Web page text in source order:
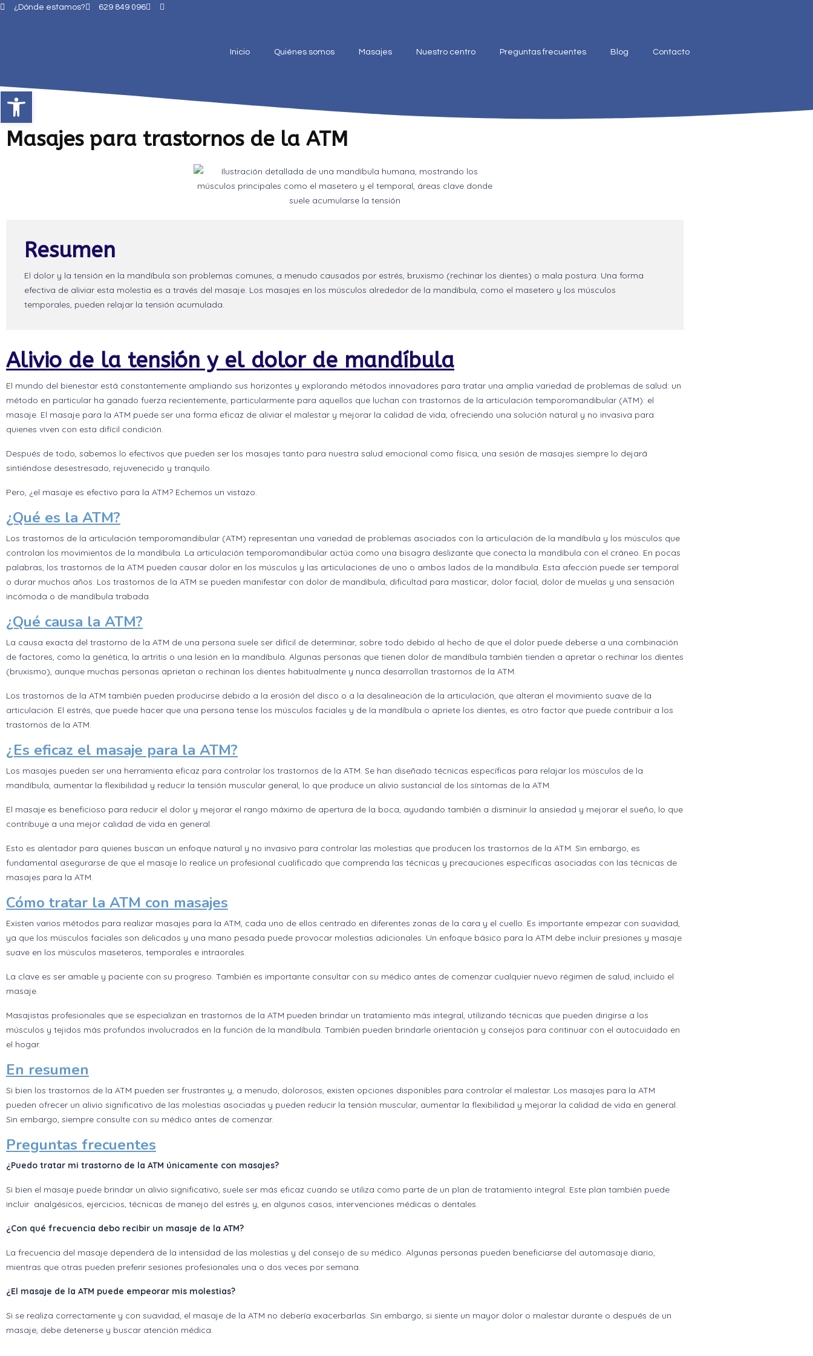
¿Dónde estamos? 629 849 096
Inicio Quiénes somos Masajes Nuestro centro Preguntas frecuentes Blog Contacto
Masajes para trastornos de la ATM
Resumen
El dolor y la tensión en la mandíbula son problemas comunes, a menudo causados por estrés, bruxismo (rechinar los dientes) o mala postura. Una forma
efectiva de aliviar esta molestia es a través del masaje. Los masajes en los músculos alrededor de la mandíbula, como el masetero y los músculos
temporales, pueden relajar la tensión acumulada.
Alivio de la tensión y el dolor de mandíbula
El mundo del bienestar está constantemente ampliando sus horizontes y explorando métodos innovadores para tratar una amplia variedad de problemas de salud: un
método en particular ha ganado fuerza recientemente, particularmente para aquellos que luchan con trastornos de la articulación temporomandibular (ATM): el
masaje. El masaje para la ATM puede ser una forma eficaz de aliviar el malestar y mejorar la calidad de vida, ofreciendo una solución natural y no invasiva para
quienes viven con esta difícil condición.
Después de todo, sabemos lo efectivos que pueden ser los masajes tanto para nuestra salud emocional como física, una sesión de masajes siempre lo dejará
sintiéndose desestresado, rejuvenecido y tranquilo.
Pero, ¿el masaje es efectivo para la ATM? Echemos un vistazo.
¿Qué es la ATM?
Los trastornos de la articulación temporomandibular (ATM) representan una variedad de problemas asociados con la articulación de la mandíbula y los músculos que
controlan los movimientos de la mandíbula. La articulación temporomandibular actúa como una bisagra deslizante que conecta la mandíbula con el cráneo. En pocas
palabras, los trastornos de la ATM pueden causar dolor en los músculos y las articulaciones de uno o ambos lados de la mandíbula. Esta afección puede ser temporal
o durar muchos años. Los trastornos de la ATM se pueden manifestar con dolor de mandíbula, dificultad para masticar, dolor facial, dolor de muelas y una sensación
incómoda o de mandíbula trabada.
¿Qué causa la ATM?
La causa exacta del trastorno de la ATM de una persona suele ser difícil de determinar, sobre todo debido al hecho de que el dolor puede deberse a una combinación
de factores, como la genética, la artritis o una lesión en la mandíbula. Algunas personas que tienen dolor de mandíbula también tienden a apretar o rechinar los dientes
(bruxismo), aunque muchas personas aprietan o rechinan los dientes habitualmente y nunca desarrollan trastornos de la ATM.
Los trastornos de la ATM también pueden producirse debido a la erosión del disco o a la desalineación de la articulación, que alteran el movimiento suave de la
articulación. El estrés, que puede hacer que una persona tense los músculos faciales y de la mandíbula o apriete los dientes, es otro factor que puede contribuir a los
trastornos de la ATM.
¿Es eficaz el masaje para la ATM?
Los masajes pueden ser una herramienta eficaz para controlar los trastornos de la ATM. Se han diseñado técnicas específicas para relajar los músculos de la
mandíbula, aumentar la flexibilidad y reducir la tensión muscular general, lo que produce un alivio sustancial de los síntomas de la ATM.
El masaje es beneficioso para reducir el dolor y mejorar el rango máximo de apertura de la boca, ayudando también a disminuir la ansiedad y mejorar el sueño, lo que
contribuye a una mejor calidad de vida en general.
Esto es alentador para quienes buscan un enfoque natural y no invasivo para controlar las molestias que producen los trastornos de la ATM. Sin embargo, es
fundamental asegurarse de que el masaje lo realice un profesional cualificado que comprenda las técnicas y precauciones específicas asociadas con las técnicas de
masajes para la ATM.
Cómo tratar la ATM con masajes
Existen varios métodos para realizar masajes para la ATM, cada uno de ellos centrado en diferentes zonas de la cara y el cuello. Es importante empezar con suavidad,
ya que los músculos faciales son delicados y una mano pesada puede provocar molestias adicionales. Un enfoque básico para la ATM debe incluir presiones y masaje
suave en los músculos maseteros, temporales e intraorales.
La clave es ser amable y paciente con su progreso. También es importante consultar con su médico antes de comenzar cualquier nuevo régimen de salud, incluido el
masaje.
Masajistas profesionales que se especializan en trastornos de la ATM pueden brindar un tratamiento más integral, utilizando técnicas que pueden dirigirse a los
músculos y tejidos más profundos involucrados en la función de la mandíbula. También pueden brindarle orientación y consejos para continuar con el autocuidado en
el hogar.
En resumen
Si bien los trastornos de la ATM pueden ser frustrantes y, a menudo, dolorosos, existen opciones disponibles para controlar el malestar. Los masajes para la ATM
pueden ofrecer un alivio significativo de las molestias asociadas y pueden reducir la tensión muscular, aumentar la flexibilidad y mejorar la calidad de vida en general.
Sin embargo, siempre consulte con su médico antes de comenzar.
Preguntas frecuentes
¿Puedo tratar mi trastorno de la ATM únicamente con masajes?
Si bien el masaje puede brindar un alivio significativo, suele ser más eficaz cuando se utiliza como parte de un plan de tratamiento integral. Este plan también puede
incluir analgésicos, ejercicios, técnicas de manejo del estrés y, en algunos casos, intervenciones médicas o dentales.
¿Con qué frecuencia debo recibir un masaje de la ATM?
La frecuencia del masaje dependerá de la intensidad de las molestias y del consejo de su médico. Algunas personas pueden beneficiarse del automasaje diario,
mientras que otras pueden preferir sesiones profesionales una o dos veces por semana.
¿El masaje de la ATM puede empeorar mis molestias?
Si se realiza correctamente y con suavidad, el masaje de la ATM no debería exacerbarlas. Sin embargo, si siente un mayor dolor o malestar durante o después de un
masaje, debe detenerse y buscar atención médica.
Abrir barra de herramientas